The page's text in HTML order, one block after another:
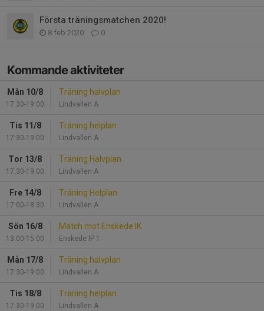
Första träningsmatchen 2020!
8 feb 2020 0
Kommande aktiviteter
Mån 10/8
17:30-19:00
Träning halvplan
Lindvallen A
Tis 11/8
17:30-19:00
Träning helplan
Lindvallen A
Tor 13/8
17:30-19:00
Träning Halvplan
Lindvallen A
Fre 14/8
17:00-18:30
Träning Helplan
Lindvallen A
Sön 16/8
13:00-15:00
Match mot Enskede IK
Enskede IP 1
Mån 17/8
17:30-19:00
Träning halvplan
Lindvallen A
Tis 18/8
17:30-19:00
Träning helplan
Lindvallen A